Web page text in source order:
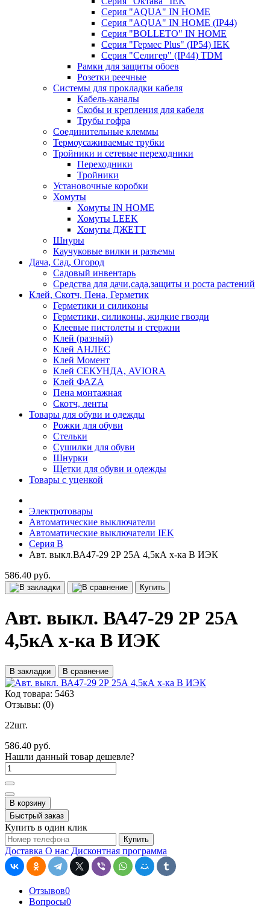
Серия "AQUA" IN HOME
Серия "AQUA" IN HOME (IP44)
Серия "BОLLETO" IN HOME
Серия "Гермес Plus" (IP54) IEK
Серия "Селигер" (IP44) TDM
Рамки для защиты обоев
Розетки реечные
Системы для прокладки кабеля
Кабель-каналы
Скобы и крепления для кабеля
Трубы гофра
Соединительные клеммы
Термоусаживаемые трубки
Тройники и сетевые переходники
Переходники
Тройники
Установочные коробки
Хомуты
Хомуты IN HOME
Хомуты LEEK
Хомуты ДЖЕТТ
Шнуры
Каучуковые вилки и разъемы
Дача, Сад, Огород
Садовый инвентарь
Средства для дачи,сада,защиты и роста растений
Клей, Скотч, Пена, Герметик
Герметики и силиконы
Герметики, силиконы, жидкие гвозди
Клеевые пистолеты и стержни
Клей (разный)
Клей АНЛЕС
Клей Момент
Клей СЕКУНДА, AVIORA
Клей ФАZА
Пена монтажная
Скотч, ленты
Товары для обуви и одежды
Рожки для обуви
Стельки
Сушилки для обуви
Шнурки
Щетки для обуви и одежды
Товары с уценкой
Электротовары
Автоматические выключатели
Автоматические выключатели IEK
Серия B
Авт. выкл.ВА47-29 2Р 25А 4,5кА х-ка B ИЭК
586.40 руб.
Купить
Авт. выкл. ВА47-29 2Р 25А
4,5кА х-ка B ИЭК
В закладки В сравнение
Код товара: 5463
Отзывы: (0)
22шт.
586.40 руб.
Нашли данный товар дешевле?
В корзину
Быстрый заказ
Купить в один клик
Купить
Доставка О нас Дисконтная программа
Отзывов0
Вопросы0